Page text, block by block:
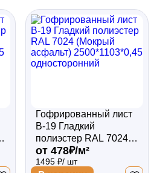
Гофрированный лист
В-19 Гладкий
полиэстер RAL 7024
(Мокрый асфальт)
2500*1103*0,45
от 478₽/м²
1495 ₽/ шт